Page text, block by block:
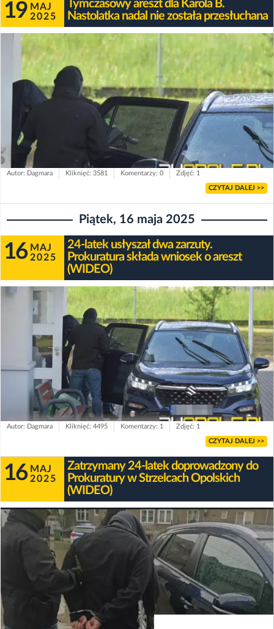
19 MAJ
2025
Tymczasowy areszt dla Karola B.
Nastolatka nadal nie została przesłuchana
Autor: Dagmara Kliknięć: 3581 Komentarzy: 0 Zdjęć: 1
CZYTAJ DALEJ >>
Piątek, 16 maja 2025
16 MAJ
2025
24-latek usłyszał dwa zarzuty.
Prokuratura składa wniosek o areszt
(WIDEO)
Autor: Dagmara Kliknięć: 4495 Komentarzy: 1 Zdjęć: 1
CZYTAJ DALEJ >>
16 MAJ
2025
Zatrzymany 24-latek doprowadzony do
Prokuratury w Strzelcach Opolskich
(WIDEO)